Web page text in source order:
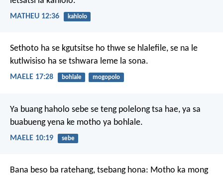
MATHEU 12:36 kahlolo
Sethoto ha se kgutsitse ho thwe se hlalefile, se na le
kutlwisiso ha se tshwara leme la sona.
MAELE 17:28 bohlale mogopolo
Ya buang haholo sebe se teng polelong tsa hae, ya sa
buabuengyena ke motho ya bohlale.
MAELE 10:19 sebe
Bana beso ba ratehang, tsebang hona: Motho ka mong